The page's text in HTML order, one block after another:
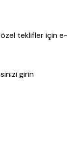
özel teklifler için e-
girin